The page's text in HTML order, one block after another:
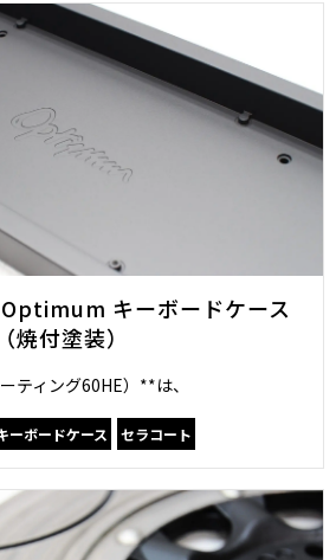
キーボードケース
付塗装）
ティング60HE）**は、
ーボードケース セラコート